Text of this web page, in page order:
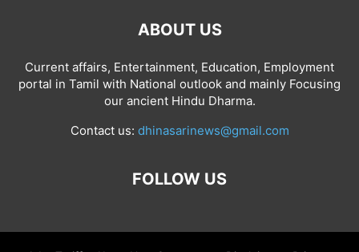
ABOUT US
Current affairs, Entertainment, Education, Employment
portal in Tamil with National outlook and mainly Focusing
our ancient Hindu Dharma.
Contact us: dhinasarinews@gmail.com
FOLLOW US